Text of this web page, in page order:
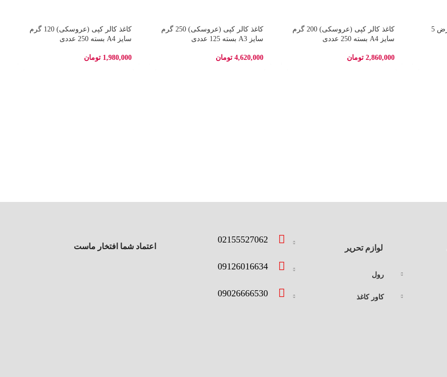
چسب پهن مدل جانسون عرض 5
کاغذ کالر کپی (عروسکی) 200 گرم
سایز A4 بسته 250 عددی
2,860,000 تومان
کاغذ کالر کپی (عروسکی) 250 گرم
سایز A3 بسته 125 عددی
4,620,000 تومان
کاغذ کالر کپی (عروسکی) 120 گرم
سایز A4 بسته 250 عددی
1,980,000 تومان
لوازم تحریر
رول
کاور کاغذ
02155527062
09126016634
09026666530
اعتماد شما افتخار ماست